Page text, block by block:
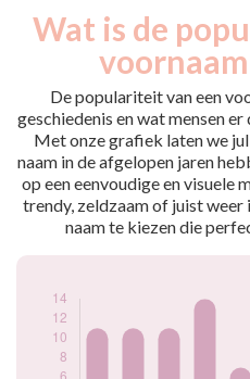
Wat is de
De populariteit van een
geschiedenis en wat mensen
Met onze grafiek laten we
naam in de afgelopen jaren
op een eenvoudige en visuele
trendy, zeldzaam of juist
naam te kiezen die
Popularité du
prénom Renaud par
Année
Nouveaux-
nés
2010
11
2011
11
2012
14
2013
7
2014
7
2015
11
9